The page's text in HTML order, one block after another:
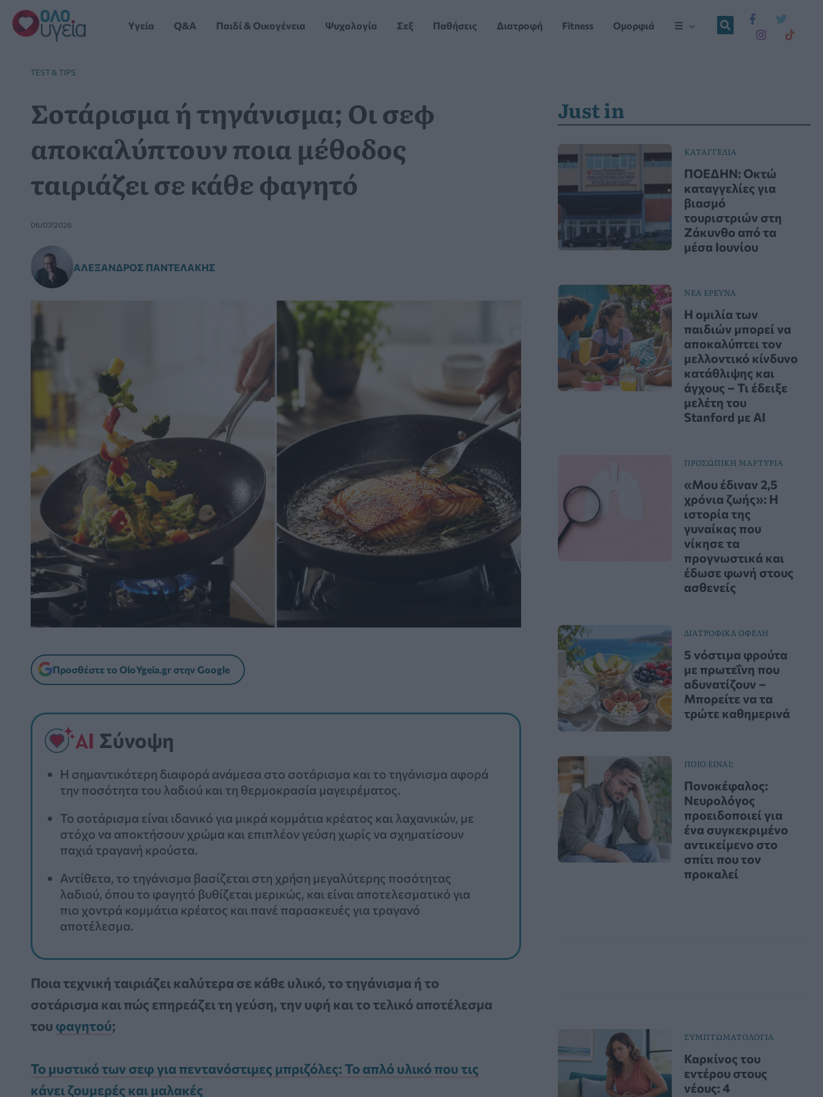
Μετάβαση
στο
περιεχόμενο
Yγεία Q&A Παιδί & Οικογένεια Ψυχολογία Σεξ Παθήσεις Διατροφή Fitness Ομορφιά ☰
TEST & TIPS
Σοτάρισμα ή τηγάνισμα; Οι σεφ
αποκαλύπτουν ποια μέθοδος
ταιριάζει σε κάθε φαγητό
06/07/2026
ΑΛΈΞΑΝΔΡΟΣ ΠΑΝΤΕΛΆΚΗΣ
Προσθέστε το OloYgeia.gr στην Google
Σύνοψη
Η σημαντικότερη διαφορά ανάμεσα στο σοτάρισμα και το τηγάνισμα αφορά
την ποσότητα του λαδιού και τη θερμοκρασία μαγειρέματος.
Το σοτάρισμα είναι ιδανικό για μικρά κομμάτια κρέατος και λαχανικών, με
στόχο να αποκτήσουν χρώμα και επιπλέον γεύση χωρίς να σχηματίσουν
παχιά τραγανή κρούστα.
Αντίθετα, το τηγάνισμα βασίζεται στη χρήση μεγαλύτερης ποσότητας
λαδιού, όπου το φαγητό βυθίζεται μερικώς, και είναι αποτελεσματικό για
πιο χοντρά κομμάτια κρέατος και πανέ παρασκευές για τραγανό
αποτέλεσμα.
Ποια τεχνική ταιριάζει καλύτερα σε κάθε υλικό, το τηγάνισμα ή το
σοτάρισμα και πώς επηρεάζει τη γεύση, την υφή και το τελικό αποτέλεσμα
του φαγητού;
Το μυστικό των σεφ για πεντανόστιμες μπριζόλες: Το απλό υλικό που τις
κάνει ζουμερές και μαλακές
Just in
ΚΑΤΑΓΓΕΛΙΑ
ΠΟΕΔΗΝ: Οκτώ
καταγγελίες για
βιασμό
τουριστριών στη
Ζάκυνθο από τα
μέσα Ιουνίου
ΝΕΑ ΕΡΕΥΝΑ
Η ομιλία των
παιδιών μπορεί να
αποκαλύπτει τον
μελλοντικό κίνδυνο
κατάθλιψης και
άγχους – Τι έδειξε
μελέτη του
Stanford με AI
ΠΡΟΣΩΠΙΚΗ ΜΑΡΤΥΡΙΑ
«Μου έδιναν 2,5
χρόνια ζωής»: Η
ιστορία της
γυναίκας που
νίκησε τα
προγνωστικά και
έδωσε φωνή στους
ασθενείς
ΔΙΑΤΡΟΦΙΚΑ ΟΦΕΛΗ
5 νόστιμα φρούτα
με πρωτεΐνη που
αδυνατίζουν –
Μπορείτε να τα
τρώτε καθημερινά
ΠΟΙΟ ΕΙΝΑΙ;
Πονοκέφαλος:
Νευρολόγος
προειδοποιεί για
ένα συγκεκριμένο
αντικείμενο στο
σπίτι που τον
προκαλεί
ΣΥΜΠΤΩΜΑΤΟΛΟΓΙΑ
Καρκίνος του
εντέρου στους
νέους: 4